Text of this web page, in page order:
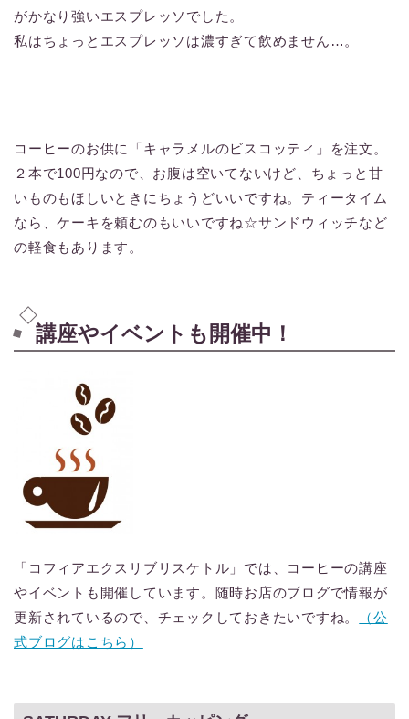
がかなり強いエスプレッソでした。
私はちょっとエスプレッソは濃すぎて飲めません…。
コーヒーのお供に「キャラメルのビスコッティ」を注文。
２本で100円なので、お腹は空いてないけど、ちょっと甘
いものもほしいときにちょうどいいですね。ティータイム
なら、ケーキを頼むのもいいですね☆サンドウィッチなど
の軽食もあります。
講座やイベントも開催中！
「コフィアエクスリブリスケトル」では、コーヒーの講座
やイベントも開催しています。随時お店のブログで情報が
更新されているので、チェックしておきたいですね。
（公
式ブログはこちら）